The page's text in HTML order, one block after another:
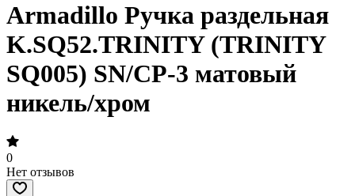
Armadillo Ручка раздельная
K.SQ52.TRINITY (TRINITY
SQ005) SN/CP-3 матовый
никель/хром
0
Нет отзывов